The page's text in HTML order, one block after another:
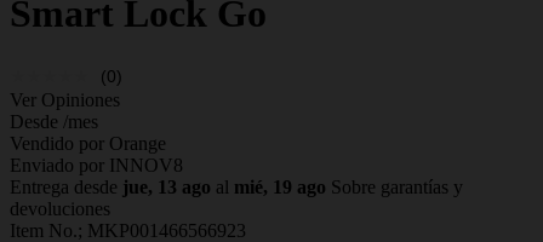
Smart Lock Go
(0)
Ver Opiniones
Desde /mes
Vendido por Orange
Enviado por INNOV8
Entrega desde jue, 13 ago al mié, 19 ago Sobre garantías y
devoluciones
Item No.; MKP001466566923